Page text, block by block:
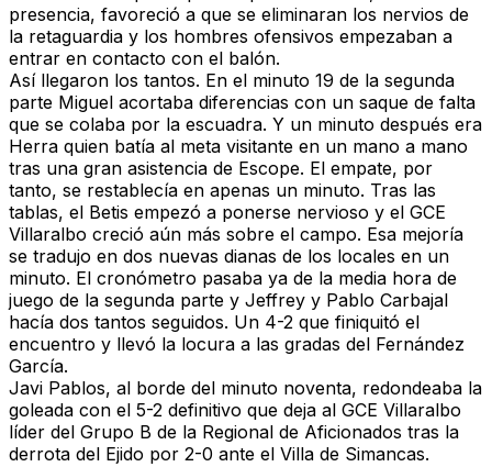
presencia, favoreció a que se eliminaran los nervios de
la retaguardia y los hombres ofensivos empezaban a
entrar en contacto con el balón.
Así llegaron los tantos. En el minuto 19 de la segunda
parte Miguel acortaba diferencias con un saque de falta
que se colaba por la escuadra. Y un minuto después era
Herra quien batía al meta visitante en un mano a mano
tras una gran asistencia de Escope. El empate, por
tanto, se restablecía en apenas un minuto. Tras las
tablas, el Betis empezó a ponerse nervioso y el GCE
Villaralbo creció aún más sobre el campo. Esa mejoría
se tradujo en dos nuevas dianas de los locales en un
minuto. El cronómetro pasaba ya de la media hora de
juego de la segunda parte y Jeffrey y Pablo Carbajal
hacía dos tantos seguidos. Un 4-2 que finiquitó el
encuentro y llevó la locura a las gradas del Fernández
García.
Javi Pablos, al borde del minuto noventa, redondeaba la
goleada con el 5-2 definitivo que deja al GCE Villaralbo
líder del Grupo B de la Regional de Aficionados tras la
derrota del Ejido por 2-0 ante el Villa de Simancas.